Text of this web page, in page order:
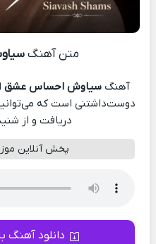
متن آهنگ
آهنگسیاوش احساس عشق
دوست‌داشتنی است که
دریافت و از
پخش آنلاین
دانلود آهنگ